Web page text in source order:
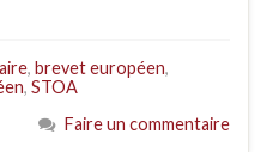
, brevet européen,
, STOA
Faire un commentaire